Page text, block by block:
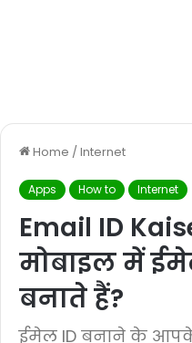
Home /Internet
Apps How to Internet
Email ID
मोबाइल में
बनाते हैं?
ईमेल ID बनाने के